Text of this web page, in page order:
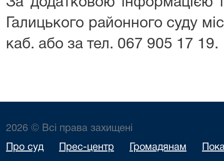
За додатковою інформацією
Галицького районного суду
каб. або за тел. 067 905 17 19.
2026 © Всі права захищені
Про суд Прес-центр Громадянам